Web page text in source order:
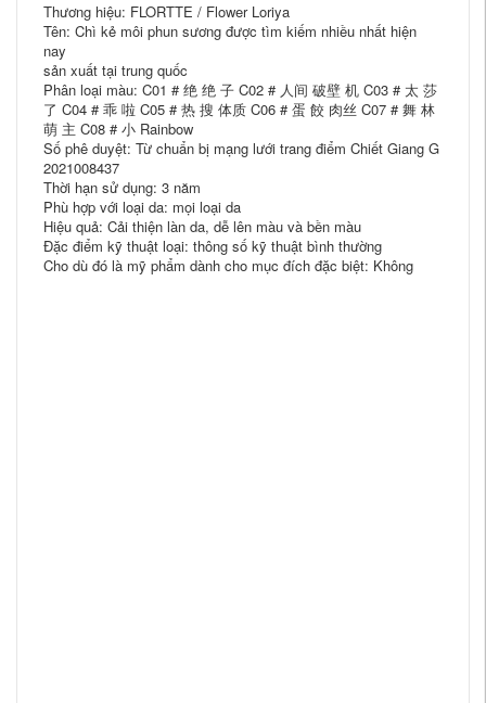
Thương hiệu: FLORTTE / Flower Loriya
Tên: Chì kẻ môi phun sương được tìm kiếm nhiều nhất hiện
nay
sản xuất tại trung quốc
Phân loại màu: C01 # 绝 绝 子 C02 # 人间 破壁 机 C03 # 太 莎
了 C04 # 乖 啦 C05 # 热 搜 体质 C06 # 蛋 餃 肉丝 C07 # 舞 林
萌 主 C08 # 小 Rainbow
Số phê duyệt: Từ chuẩn bị mạng lưới trang điểm Chiết Giang G
2021008437
Thời hạn sử dụng: 3 năm
Phù hợp với loại da: mọi loại da
Hiệu quả: Cải thiện làn da, dễ lên màu và bền màu
Đặc điểm kỹ thuật loại: thông số kỹ thuật bình thường
Cho dù đó là mỹ phẩm dành cho mục đích đặc biệt: Không